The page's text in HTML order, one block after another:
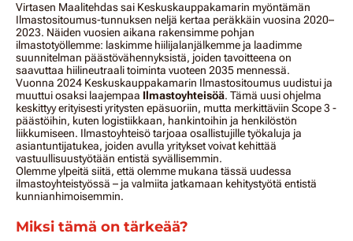
Virtasen Maalitehdas sai Keskuskauppakamarin myöntämän
Ilmastositoumus-tunnuksen neljä kertaa peräkkäin vuosina 2020–
2023. Näiden vuosien aikana rakensimme pohjan
ilmastotyöllemme: laskimme hiilijalanjälkemme ja laadimme
suunnitelman päästövähennyksistä, joiden tavoitteena on
saavuttaa hiilineutraali toiminta vuoteen 2035 mennessä.
Vuonna 2024 Keskuskauppakamarin Ilmastositoumus uudistui ja
muuttui osaksi laajempaa Ilmastoyhteisöä. Tämä uusi ohjelma
keskittyy erityisesti yritysten epäsuoriin, mutta merkittäviin Scope 3 -
päästöihin, kuten logistiikkaan, hankintoihin ja henkilöstön
liikkumiseen. Ilmastoyhteisö tarjoaa osallistujille työkaluja ja
asiantuntijatukea, joiden avulla yritykset voivat kehittää
vastuullisuustyötään entistä syvällisemmin.
Olemme ylpeitä siitä, että olemme mukana tässä uudessa
ilmastoyhteistyössä – ja valmiita jatkamaan kehitystyötä entistä
kunnianhimoisemmin.
Miksi tämä on tärkeää?